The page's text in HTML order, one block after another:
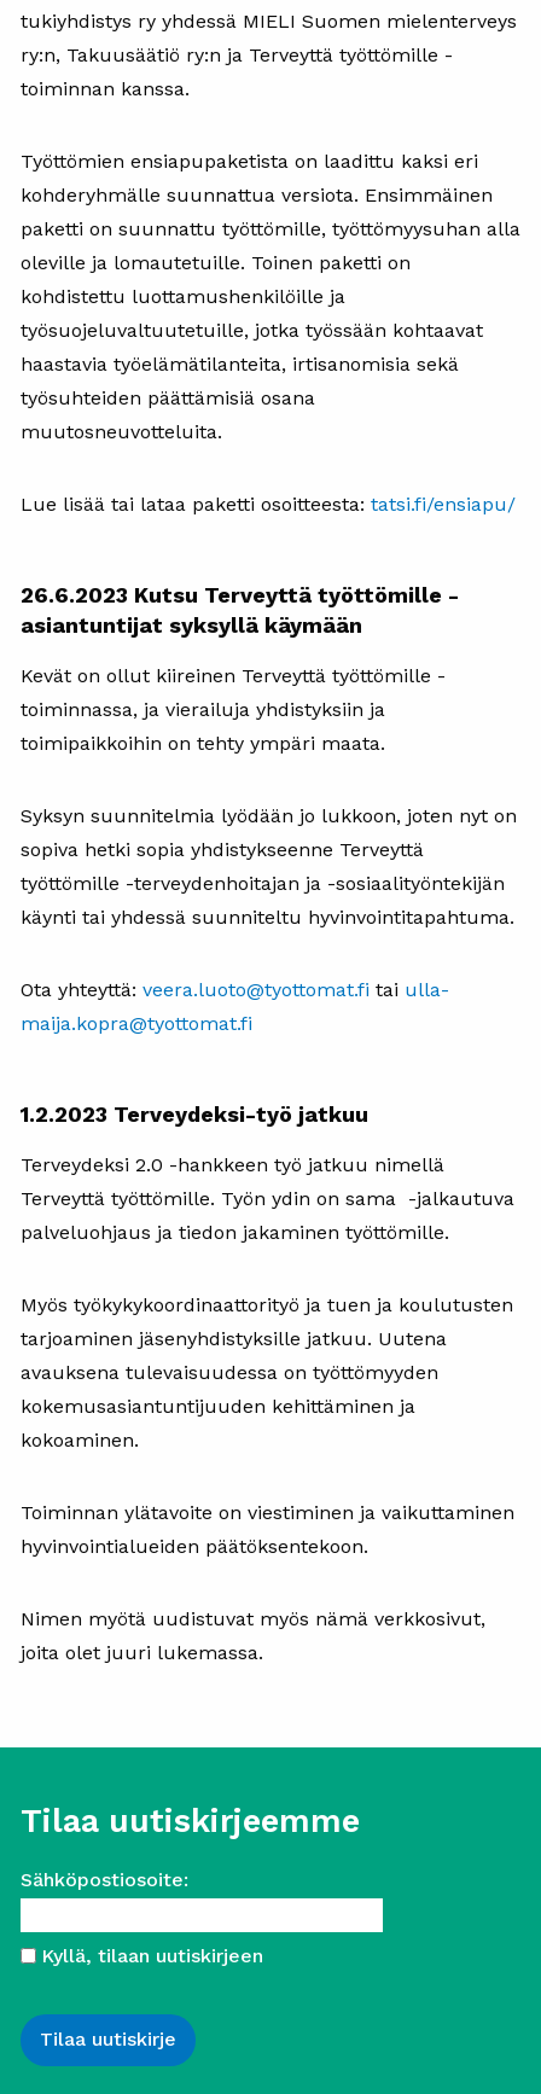
tukiyhdistys ry yhdessä MIELI Suomen mielenterveys
ry:n, Takuusäätiö ry:n ja Terveyttä työttömille -
toiminnan kanssa.
Työttömien ensiapupaketista on laadittu kaksi eri
kohderyhmälle suunnattua versiota. Ensimmäinen
paketti on suunnattu työttömille, työttömyysuhan alla
oleville ja lomautetuille. Toinen paketti on
kohdistettu luottamushenkilöille ja
työsuojeluvaltuutetuille, jotka työssään kohtaavat
haastavia työelämätilanteita, irtisanomisia sekä
työsuhteiden päättämisiä osana
muutosneuvotteluita.
Lue lisää tai lataa paketti osoitteesta: tatsi.fi/ensiapu/
26.6.2023 Kutsu Terveyttä työttömille -
asiantuntijat syksyllä käymään
Kevät on ollut kiireinen Terveyttä työttömille -
toiminnassa, ja vierailuja yhdistyksiin ja
toimipaikkoihin on tehty ympäri maata.
Syksyn suunnitelmia lyödään jo lukkoon, joten nyt on
sopiva hetki sopia yhdistykseenne Terveyttä
työttömille -terveydenhoitajan ja -sosiaalityöntekijän
käynti tai yhdessä suunniteltu hyvinvointitapahtuma.
Ota yhteyttä: veera.luoto@tyottomat.fi tai ulla-
maija.kopra@tyottomat.fi
1.2.2023 Terveydeksi-työ jatkuu
Terveydeksi 2.0 -hankkeen työ jatkuu nimellä
Terveyttä työttömille. Työn ydin on sama -jalkautuva
palveluohjaus ja tiedon jakaminen työttömille.
Myös työkykykoordinaattorityö ja tuen ja koulutusten
tarjoaminen jäsenyhdistyksille jatkuu. Uutena
avauksena tulevaisuudessa on työttömyyden
kokemusasiantuntijuuden kehittäminen ja
kokoaminen.
Toiminnan ylätavoite on viestiminen ja vaikuttaminen
hyvinvointialueiden päätöksentekoon.
Nimen myötä uudistuvat myös nämä verkkosivut,
joita olet juuri lukemassa.
Tilaa uutiskirjeemme
Sähköpostiosoite:
Kyllä, tilaan uutiskirjeen